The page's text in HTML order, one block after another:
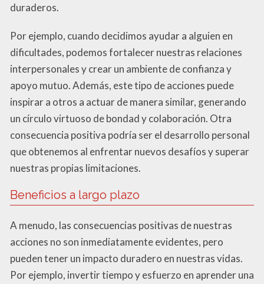
duraderos.
Por ejemplo, cuando decidimos ayudar a alguien en
dificultades, podemos fortalecer nuestras relaciones
interpersonales y crear un ambiente de confianza y
apoyo mutuo. Además, este tipo de acciones puede
inspirar a otros a actuar de manera similar, generando
un círculo virtuoso de bondad y colaboración. Otra
consecuencia positiva podría ser el desarrollo personal
que obtenemos al enfrentar nuevos desafíos y superar
nuestras propias limitaciones.
Beneficios a largo plazo
A menudo, las consecuencias positivas de nuestras
acciones no son inmediatamente evidentes, pero
pueden tener un impacto duradero en nuestras vidas.
Por ejemplo, invertir tiempo y esfuerzo en aprender una